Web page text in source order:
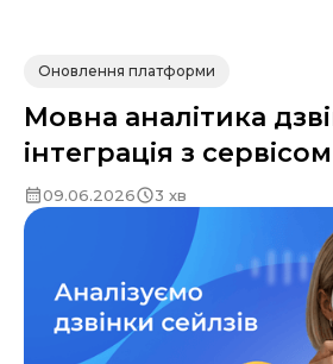
Оновлення платформи
Мовна аналітика
інтеграція з
09.06.2026 3 хв